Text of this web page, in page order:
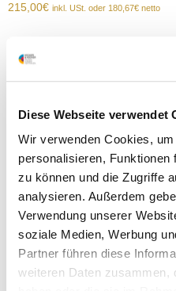
Diese Webseite verwendet
Wir verwenden Cookies,
personalisieren, Funktionen
zu können und die Zugriffe
analysieren. Außerdem
Verwendung unserer
soziale Medien, Werbung
Partner führen diese
weiteren Daten zusammen,
215,00€ inkl. USt. oder 180,67€ netto
Verlängerung des Zugangs